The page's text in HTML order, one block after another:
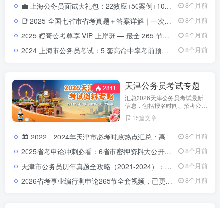
天津市考特点，合理安排备考计
💼 上海公务员面试大礼包：22效应+50案例+100语句，助你面试高分逆袭！上海公务员面试大礼包｜高分答题思维导图+历年真题合集 8个月前
📑 2025 全国七省市省考真题＋答案详解｜一次拥有山东 · 浙江 ·四川 ·上海 ·北京 ·天津 ·江苏真题全套2025 全国省考真题全收录：七省市（山东 · 浙江 · 四川 · 上海 ·北京 ·天津 ·江苏）试卷＋详解 8个月前
2025 瞪哥公考尊享 VIP 上岸班 — 最全 265 节视频课程，助你一次性上岸！2025 瞪哥公考尊享 VIP 上岸班 — 最全 265 节视频课程，助你一次性上岸！ 8个月前
2024 上海市公务员考试：5 套高命中率考前预测卷&详解2024 上海公务员考试预测卷下载｜5 套考前真题强化训练 8个月前
2841 天津公务员考试专题
汇总2026天津公务员考试最新
信息，包括报名时间、招考公
论备考指南。通过政策解读和考
市考特点，合理安排备考计划，
15篇文章
🏛️ 2022—2024年天津市必考时政热点汇总：高频政策与重点事件全解析2022-2024年天津市时政热点汇总｜三年核心政策全解析 8个月前
2025省考申论冲刺必看：6省市密押资料大公开，高分上岸就靠它！ 8个月前
天津市公务员历年真题全攻略（2021-2024）：申论与行测试卷解析合集天津市公务员历年真题集（2021-2024）：申论行测全解析与答题策略 8个月前
2026省考事业编行测申论265节全套视频，已更新完结（零基础专用）2026公务员事业单位行测申论265节视频课程 8个月前